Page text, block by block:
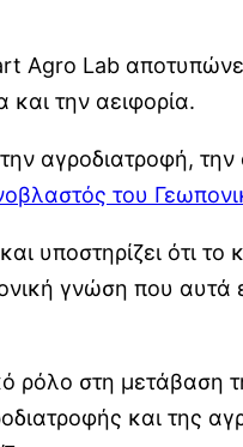
Agro Lab
την αειφορία.
αγροδιατροφή,
του
υποστηρίζει ότι
γνώση που αυτά
ρόλο στη
και της